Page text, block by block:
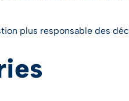
plus responsable des